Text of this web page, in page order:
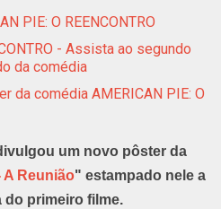
PIE: O REENCONTRO
- Assista ao segundo
da comédia
da comédia AMERICAN PIE: O
um novo pôster da
A Reunião" estampado nele a
do primeiro filme.